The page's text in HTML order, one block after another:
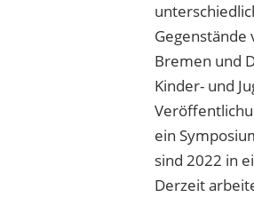
Gegenstände
Bremen und
Kinder- und
ein
sind 2022 in
Derzeit